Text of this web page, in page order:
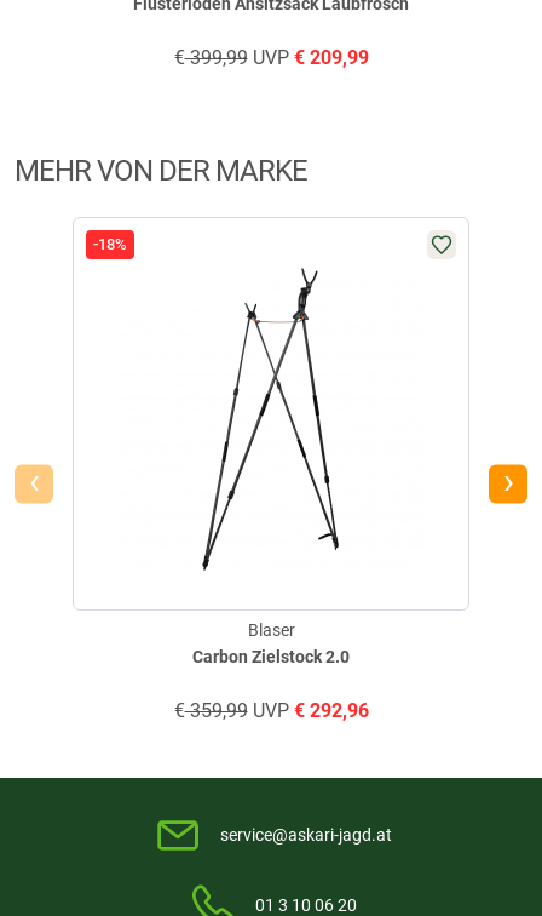
nutzen Trusted Shops als unabhängigen Dienstleister für die
getroffen, um sicherzustellen, dass es es sich um echte
Bewertungen handelt.
€399,99UVP €209,99
MEHR VON DER MARKE
-18%
Carbon Zielstock 2.0
Blaser
€359,99UVP €292,96
‹ ›
service@askari-jagd.at
01 3 10 06 20